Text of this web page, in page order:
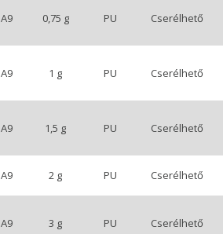
A9 0,75 g PU Cserélhető
A9 1 g PU Cserélhető
A9 1,5 g PU Cserélhető
A9 2 g PU Cserélhető
A9 3 g PU Cserélhető